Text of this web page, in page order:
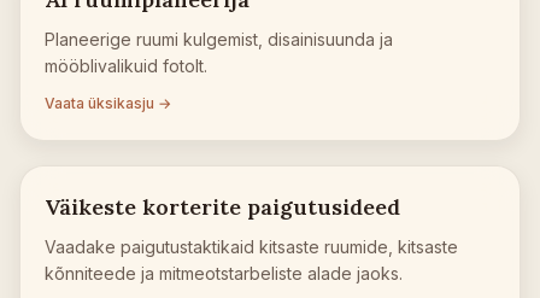
Planeerige ruumi kulgemist, disainisuunda ja
mööblivalikuid fotolt.
Vaata üksikasju →
Väikeste korterite paigutusideed
Vaadake paigutustaktikaid kitsaste ruumide, kitsaste
kõnniteede ja mitmeotstarbeliste alade jaoks.